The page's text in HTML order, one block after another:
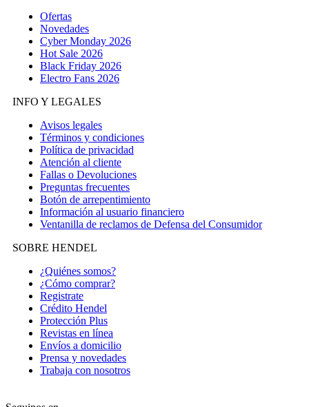
Ofertas
Novedades
Cyber Monday 2026
Hot Sale 2026
Black Friday 2026
Electro Fans 2026
INFO Y LEGALES
Avisos legales
Términos y condiciones
Política de privacidad
Atención al cliente
Fallas o Devoluciones
Preguntas frecuentes
Botón de arrepentimiento
Información al usuario financiero
Ventanilla de reclamos de Defensa del Consumidor
SOBRE HENDEL
¿Quiénes somos?
¿Cómo comprar?
Registrate
Crédito Hendel
Protección Plus
Revistas en línea
Envíos a domicilio
Prensa y novedades
Trabaja con nosotros